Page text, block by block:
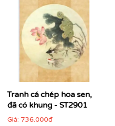
Tranh cá chép hoa sen,
đã có khung - ST2901
Giá: 736.000đ